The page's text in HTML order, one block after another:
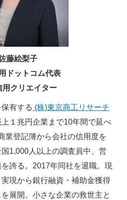
藤絵梨子
ドットコム代表
用クリエイター
有する (株)東京商工リサーチ
１兆円企業まで10年間で延べ
業登記簿から会社の信用度を
1,000人以上の調査員中、営
誇る。2017年同社を退職。現
現から銀行融資・補助金獲得
展開。小さな企業の救世主と